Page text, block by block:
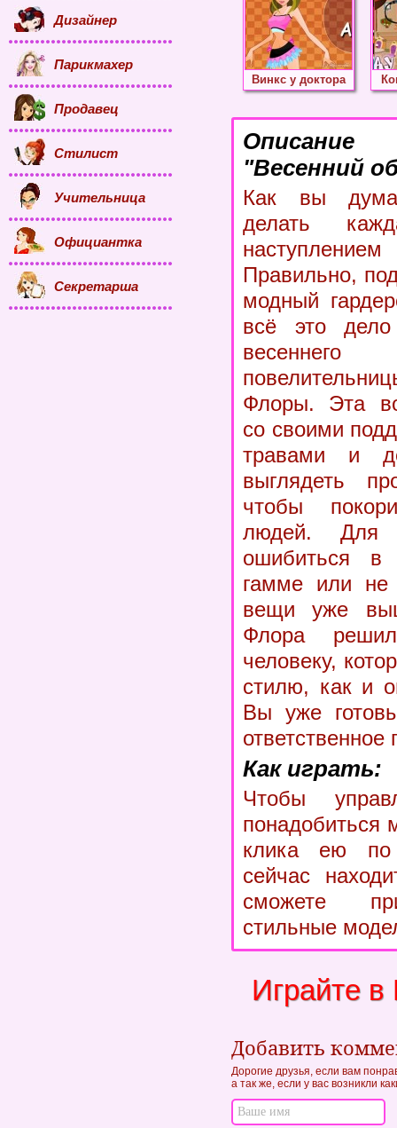
Винкс у доктора
"Весенний
Как вы
делать
Правильно,
модный
всё это дело
Флоры. Эта
со своими
травами и
выглядеть
чтобы
людей. Для
ошибиться в
гамме или не
вещи уже
Флора
человеку,
стилю, как и
Вы уже
ответственное
Как играть:
Чтобы
клика ею по
сейчас
сможете
стильные
Играйте в
Добавить
Дорогие друзья, если вам
а так же, если у вас возникли
Дизайнер
Парикмахер
Продавец
Стилист
Учительница
Официантка
Секретарша